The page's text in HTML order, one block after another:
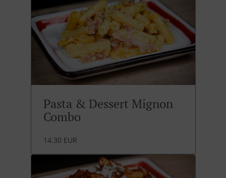
Pasta & Dessert Mignon
Combo
14.30 EUR